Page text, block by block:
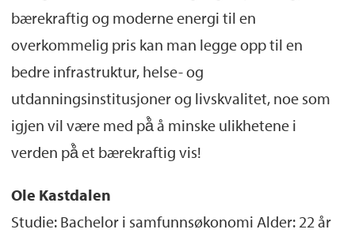
bærekraftig og moderne energi til en
overkommelig pris kan man legge opp til en
bedre infrastruktur, helse- og
utdanningsinstitusjoner og livskvalitet, noe som
igjen vil være med på̊ å minske ulikhetene i
verden på̊ et bærekraftig vis!
Ole Kastdalen
Studie: Bachelor i samfunnsøkonomi Alder: 22 år